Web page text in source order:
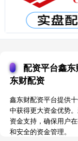
配资平台鑫
东财配资
鑫东财配资平台提供
中获得更大资金优势
资金支持，确保用户
和安全的资金管理。